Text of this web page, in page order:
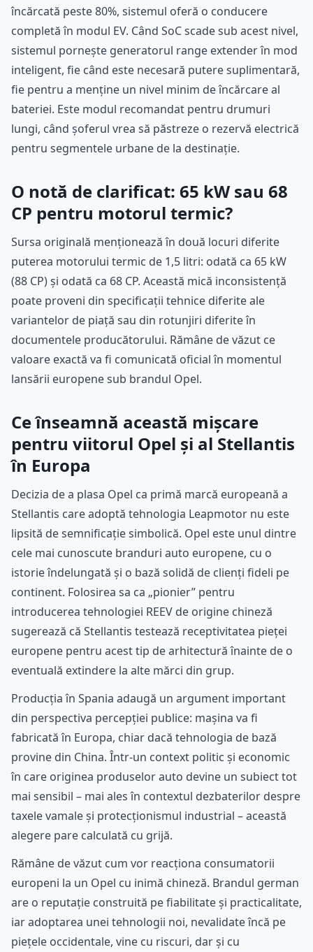
încărcată peste 80%, sistemul oferă o conducere
completă în modul EV. Când SoC scade sub acest nivel,
sistemul pornește generatorul range extender în mod
inteligent, fie când este necesară putere suplimentară,
fie pentru a menține un nivel minim de încărcare al
bateriei. Este modul recomandat pentru drumuri
lungi, când șoferul vrea să păstreze o rezervă electrică
pentru segmentele urbane de la destinație.
O notă de clarificat: 65 kW sau 68
CP pentru motorul termic?
Sursa originală menționează în două locuri diferite
puterea motorului termic de 1,5 litri: odată ca 65 kW
(88 CP) și odată ca 68 CP. Această mică inconsistență
poate proveni din specificații tehnice diferite ale
variantelor de piață sau din rotunjiri diferite în
documentele producătorului. Rămâne de văzut ce
valoare exactă va fi comunicată oficial în momentul
lansării europene sub brandul Opel.
Ce înseamnă această mișcare
pentru viitorul Opel și al Stellantis
în Europa
Decizia de a plasa Opel ca primă marcă europeană a
Stellantis care adoptă tehnologia Leapmotor nu este
lipsită de semnificație simbolică. Opel este unul dintre
cele mai cunoscute branduri auto europene, cu o
istorie îndelungată și o bază solidă de clienți fideli pe
continent. Folosirea sa ca „pionier” pentru
introducerea tehnologiei REEV de origine chineză
sugerează că Stellantis testează receptivitatea pieței
europene pentru acest tip de arhitectură înainte de o
eventuală extindere la alte mărci din grup.
Producția în Spania adaugă un argument important
din perspectiva percepției publice: mașina va fi
fabricată în Europa, chiar dacă tehnologia de bază
provine din China. Într-un context politic și economic
în care originea produselor auto devine un subiect tot
mai sensibil – mai ales în contextul dezbaterilor despre
taxele vamale și protecționismul industrial – această
alegere pare calculată cu grijă.
Rămâne de văzut cum vor reacționa consumatorii
europeni la un Opel cu inimă chineză. Brandul german
are o reputație construită pe fiabilitate și practicalitate,
iar adoptarea unei tehnologii noi, nevalidate încă pe
piețele occidentale, vine cu riscuri, dar și cu